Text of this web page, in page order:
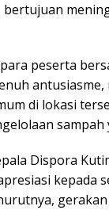
peserta
di lokasi
Dispora
kepada